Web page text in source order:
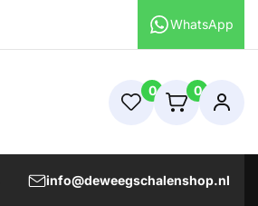
WhatsApp
0 0
info@deweegschalenshop.nl